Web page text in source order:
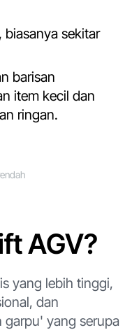
biasanya sekitar
barisan
item kecil dan
ringan.
AGV?
yang lebih tinggi,
dan
yang serupa